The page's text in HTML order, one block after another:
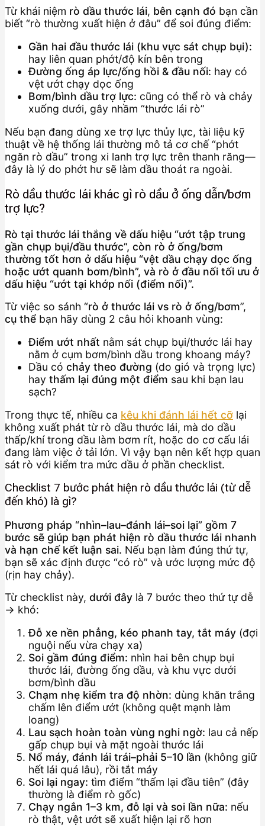
Từ khái niệm rò dầu thước lái, bên cạnh đó bạn cần
biết “rò thường xuất hiện ở đâu” để soi đúng điểm:
Gần hai đầu thước lái (khu vực sát chụp bụi):
hay liên quan phớt/độ kín bên trong
Đường ống áp lực/ống hồi & đầu nối: hay có
vệt ướt chạy dọc ống
Bơm/bình dầu trợ lực: cũng có thể rò và chảy
xuống dưới, gây nhầm “thước lái rò”
Nếu bạn đang dùng xe trợ lực thủy lực, tài liệu kỹ
thuật về hệ thống lái thường mô tả cơ chế “phớt
ngăn rò dầu” trong xi lanh trợ lực trên thanh răng—
đây là lý do phớt hư sẽ làm dầu thoát ra ngoài.
Rò dầu thước lái khác gì rò dầu ở ống dẫn/bơm
trợ lực?
Rò tại thước lái thắng về dấu hiệu “ướt tập trung
gần chụp bụi/đầu thước”, còn rò ở ống/bơm
thường tốt hơn ở dấu hiệu “vệt dầu chạy dọc ống
hoặc ướt quanh bơm/bình”, và rò ở đầu nối tối ưu ở
dấu hiệu “ướt tại khớp nối (điểm nối)”.
Từ việc so sánh “rò ở thước lái vs rò ở ống/bơm”,
cụ thể bạn hãy dùng 2 câu hỏi khoanh vùng:
Điểm ướt nhất nằm sát chụp bụi/thước lái hay
nằm ở cụm bơm/bình dầu trong khoang máy?
Dầu có chảy theo đường (do gió và trọng lực)
hay thấm lại đúng một điểm sau khi bạn lau
sạch?
Trong thực tế, nhiều ca kêu khi đánh lái hết cỡ lại
không xuất phát từ rò dầu thước lái, mà do dầu
thấp/khí trong dầu làm bơm rít, hoặc do cơ cấu lái
đang làm việc ở tải lớn. Vì vậy bạn nên kết hợp quan
sát rò với kiểm tra mức dầu ở phần checklist.
Checklist 7 bước phát hiện rò dầu thước lái (từ dễ
đến khó) là gì?
Phương pháp “nhìn–lau–đánh lái–soi lại” gồm 7
bước sẽ giúp bạn phát hiện rò dầu thước lái nhanh
và hạn chế kết luận sai. Nếu bạn làm đúng thứ tự,
bạn sẽ xác định được “có rò” và ước lượng mức độ
(rịn hay chảy).
Từ checklist này, dưới đây là 7 bước theo thứ tự dễ
→ khó:
Đỗ xe nền phẳng, kéo phanh tay, tắt máy (đợi
nguội nếu vừa chạy xa)
Soi gầm đúng điểm: nhìn hai bên chụp bụi
thước lái, đường ống dầu, và khu vực dưới
bơm/bình dầu
Chạm nhẹ kiểm tra độ nhờn: dùng khăn trắng
chấm lên điểm ướt (không quệt mạnh làm
loang)
Lau sạch hoàn toàn vùng nghi ngờ: lau cả nếp
gấp chụp bụi và mặt ngoài thước lái
Nổ máy, đánh lái trái–phải 5–10 lần (không giữ
hết lái quá lâu), rồi tắt máy
Soi lại ngay: tìm điểm “thấm lại đầu tiên” (đây
thường là điểm rò gốc)
Chạy ngắn 1–3 km, đỗ lại và soi lần nữa: nếu
rò thật, vệt ướt sẽ xuất hiện lại rõ hơn